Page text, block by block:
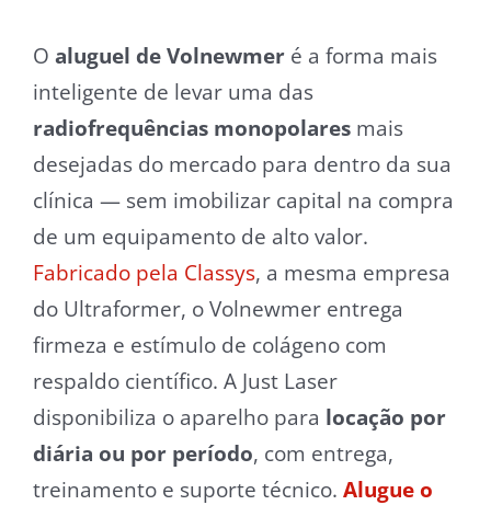
O aluguel de Volnewmer é a forma mais
inteligente de levar uma das
radiofrequências monopolares mais
desejadas do mercado para dentro da sua
clínica — sem imobilizar capital na compra
de um equipamento de alto valor.
Fabricado pela Classys, a mesma empresa
do Ultraformer, o Volnewmer entrega
firmeza e estímulo de colágeno com
respaldo científico. A Just Laser
disponibiliza o aparelho para locação por
diária ou por período, com entrega,
treinamento e suporte técnico. Alugue o